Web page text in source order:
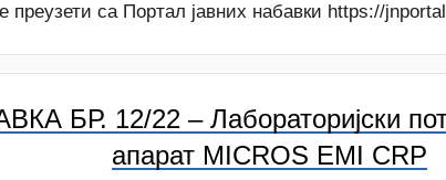
преузети са Портал јавних набавки https://
БР. 12/22 – Лабораторијски
апарат MICROS EMI CRP